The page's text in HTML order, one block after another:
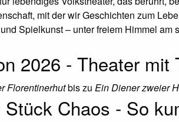
mit der wir Geschichten zum
Spielkunst – unter freiem Himmel am
2026 - Theater mit
Florentinerhutbis zu Ein Diener zweier
Chaos - So